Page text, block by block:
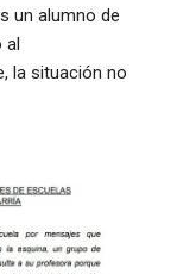
un alumno de
al
la situación no